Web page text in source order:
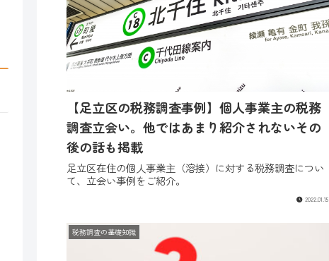
【足立区の税務調査事例】個人事業主の税務
調査立会い。他ではあまり紹介されないその
後の話も掲載
足立区在住の個人事業主（溶接）に対する税務調査につい
て、立会い事例をご紹介。
2022.01.15
税務調査の基礎知識